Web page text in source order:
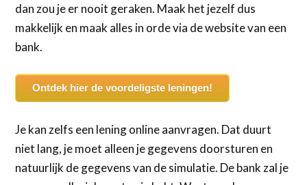
dan zou je er nooit geraken. Maak het jezelf dus
makkelijk en maak alles in orde via de website van een
bank.
Ontdek hier de voordeligste leningen!
Je kan zelfs een lening online aanvragen. Dat duurt
niet lang, je moet alleen je gegevens doorsturen en
natuurlijk de gegevens van de simulatie. De bank zal je